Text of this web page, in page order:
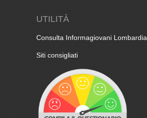
UTILITÀ
Consulta Informagiovani Lombardia
Siti consigliati